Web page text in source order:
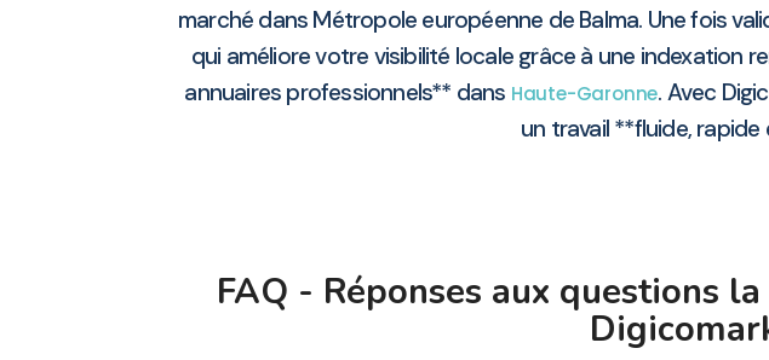
marché dans Métropole européenne de Balma. Une fois
qui améliore votre visibilité locale grâce à une indexation
annuaires professionnels** dans Haute-Garonne. Avec
un travail **fluide,
FAQ - Réponses aux questions